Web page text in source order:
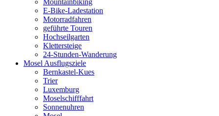
Mountainbiking
E-Bike-Ladestation
Motorradfahren
geführte Touren
Hochseilgarten
Klettersteige
24-Stunden-Wanderung
Mosel Ausflugsziele
Bernkastel-Kues
Trier
Luxemburg
Moselschifffahrt
Sonnenuhren